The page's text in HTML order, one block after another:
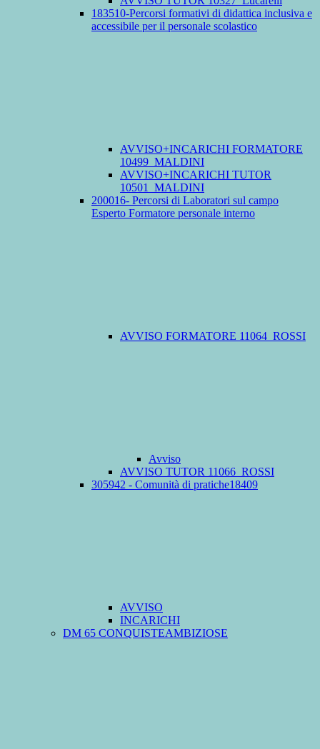
183510-Percorsi formativi di didattica inclusiva e
accessibile per il personale scolastico
AVVISO+INCARICHI FORMATORE
10499_MALDINI
AVVISO+INCARICHI TUTOR
10501_MALDINI
200016- Percorsi di Laboratori sul campo
Esperto Formatore personale interno
AVVISO FORMATORE 11064_ROSSI
Avviso
AVVISO TUTOR 11066_ROSSI
305942 - Comunità di pratiche18409
AVVISO
INCARICHI
DM 65 CONQUISTEAMBIZIOSE